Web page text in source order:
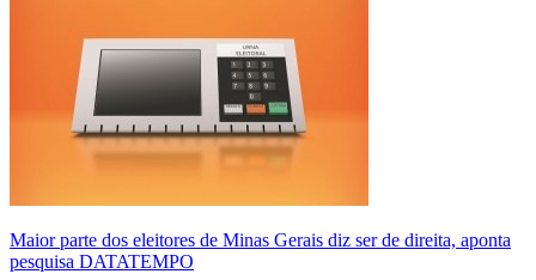
Maior parte dos eleitores de Minas Gerais diz ser de direita, aponta
pesquisa DATATEMPO